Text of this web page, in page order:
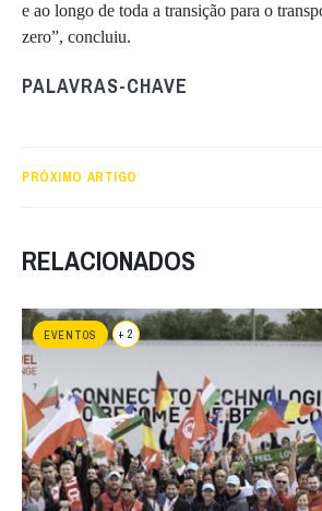
e ao longo de toda a transição para o
zero”, concluiu.
PALAVRAS-CHAVE
PRÓXIMO ARTIGO
RELACIONADOS
EVENTOS + 2